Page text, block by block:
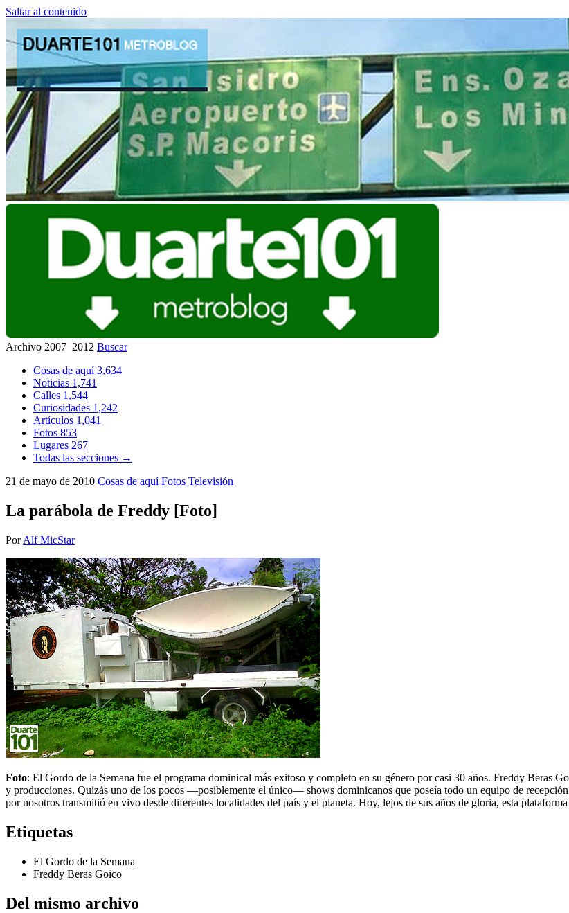
Saltar al contenido
Archivo 2007–2012 Buscar
Cosas de aquí3,634
Noticias 1,741
Calles 1,544
Curiosidades 1,242
Artículos 1,041
Fotos 853
Lugares 267
Todas las secciones →
21 de mayo de 2010 Cosas de aquíFotos Televisión
La parábola de Freddy [Foto]
PorAlf MicStar
Foto: El Gordo de la Semana fue el programa dominical más exitoso y completo en su género por casi 30 años. Freddy Beras
y producciones. Quizás uno de los pocos ―posiblemente el único― shows dominicanos que poseía todo un equipo de
por nosotros transmitió en vivo desde diferentes localidades del país y el planeta. Hoy, lejos de sus años de gloria, esta
Etiquetas
El Gordo de la Semana
Freddy Beras Goico
Del mismo archivo